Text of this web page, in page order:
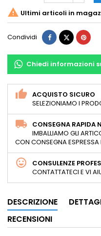
 Ultimi articoli in
Condividi CondividiTwitta
Chiedi informazioni
ACQUISTO SICURO
SELEZIONIAMO I
CONSEGNA RAPIDA
IMBALLIAMO GLI
CON CONSEGNA ESPRESSA
CONSULENZE
CONTATTATECI E VI
DESCRIZIONE
RECENSIONI